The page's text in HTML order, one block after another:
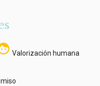
Valorización humana